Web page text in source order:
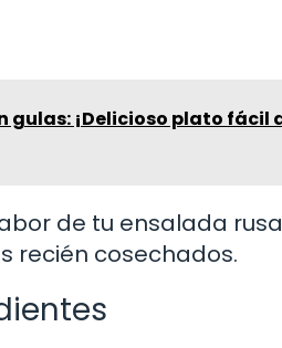
¡Delicioso plato fácil
de tu ensalada
recién cosechados.